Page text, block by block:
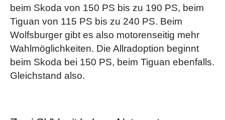
beim Skoda von 150 PS bis zu 190 PS, beim
Tiguan von 115 PS bis zu 240 PS. Beim
Wolfsburger gibt es also motorenseitig mehr
Wahlmöglichkeiten. Die Allradoption beginnt
beim Skoda bei 150 PS, beim Tiguan ebenfalls.
Gleichstand also.